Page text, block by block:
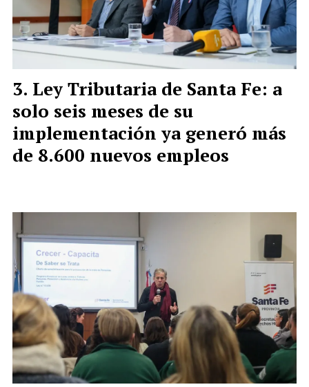
Ley Tributaria de Santa Fe: a
solo seis meses de su
implementación ya generó más
de 8.600 nuevos empleos